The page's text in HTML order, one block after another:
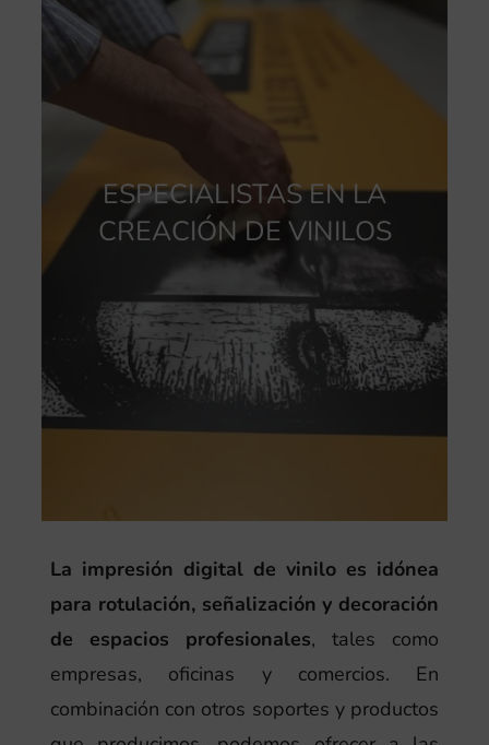
La impresión digital de vinilo es idónea
para rotulación, señalización y decoración
de espacios profesionales, tales como
empresas, oficinas y comercios. En
combinación con otros soportes y productos
ESPECIALISTAS EN LA
CREACIÓN DE VINILOS